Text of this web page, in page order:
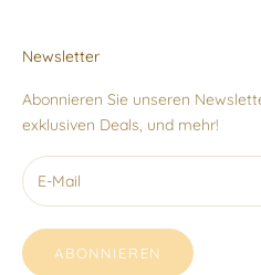
Newsletter
Abonnieren Sie unseren
exklusiven Deals, und mehr!
ABONNIEREN